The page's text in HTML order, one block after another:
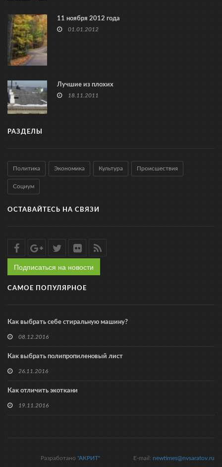
11 ноября 2012 года
01.01.2012
Лучшие из плохих
18.11.2011
РАЗДЕЛЫ
Политика Экономика Культура Происшествия
Социум
ОСТАВАЙТЕСЬ НА СВЯЗИ
Подписаться на новости
САМОЕ ПОПУЛЯРНОЕ
Как выбрать себе стиральную машину?
08.12.2016
Как выбрать полипропиленовый лист
26.11.2016
Как отличить экоткани
19.11.2016
E-mail: newtimes@nvsaratov.ru
Разработано "АКРИТ"